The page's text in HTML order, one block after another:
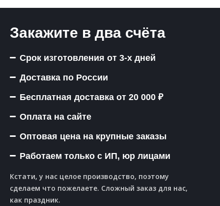
Закажите в два счёта
Срок изготовления от 3-х дней
Доставка по России
Бесплатная доставка от 20 000 ₽
Оплата на сайте
Оптовая цена на крупные заказы
Работаем только с ИП, юр лицами
Кстати, у нас целое производство, поэтому
сделаем что пожелаете. Сложный заказ для нас,
как праздник.